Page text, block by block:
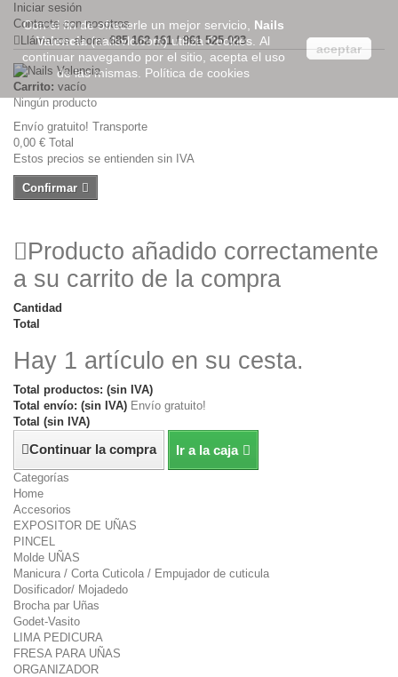
Iniciar sesión
Contacte con nosotros
Llámanos ahora:685 162 161 / 961 525 023
Carrito: vacío
Ningún producto
Envío gratuito! Transporte
0,00 € Total
Estos precios se entienden sin IVA
Confirmar
Producto añadido correctamente
a su carrito de la compra
Cantidad
Total
Hay 1 artículo en su cesta.
Total productos: (sin IVA)
Total envío: (sin IVA) Envío gratuito!
Total (sin IVA)
Continuar la compra Ir a la caja
Categorías
Home
Accesorios
EXPOSITOR DE UÑAS
PINCEL
Molde UÑAS
Manicura / Corta Cuticola / Empujador de cuticula
Dosificador/ Mojadedo
Brocha par Uñas
Godet-Vasito
LIMA PEDICURA
FRESA PARA UÑAS
ORGANIZADOR
Con el fin de ofrecerle un mejor servicio, Nails
Valencia(nailsvlc.com) utiliza Cookies. Al
continuar navegando por el sitio, acepta el uso
de las mismas. Política de cookies
aceptar